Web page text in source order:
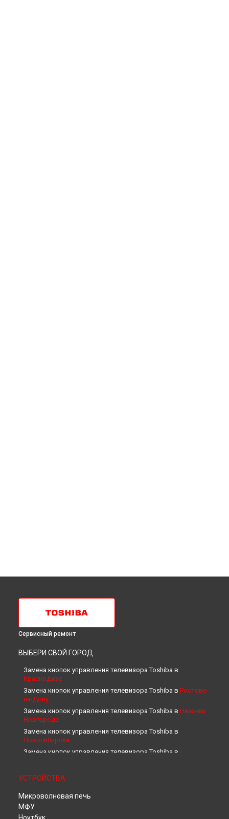
Сервисный ремонт
ВЫБЕРИ СВОЙ ГОРОД
Замена кнопок управления телевизора Toshiba в
Краснодаре
Замена кнопок управления телевизора Toshiba в Ростове-
на-Дону
Замена кнопок управления телевизора Toshiba в Нижнем
Новгороде
Замена кнопок управления телевизора Toshiba в
Новосибирске
Замена кнопок управления телевизора Toshiba в
Замена кнопок управления телевизора Toshiba в
Екатеринбурге
Замена кнопок управления телевизора Toshiba в
Замена кнопок управления телевизора Toshiba в
Замена кнопок управления телевизора Toshiba в
УСТРОЙСТВА
Микроволновая печь
МФУ